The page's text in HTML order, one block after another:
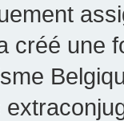
créé une